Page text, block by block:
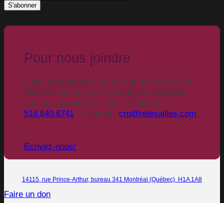
Pour nous joindre
Lundi au jeudi de 9 h à 12 h et de 13 h à 16 h
Vendredi de 9 h à 12 h Fermé les vendredis
durant la période estivale. Téléphone :
514.640.6741 - Courriel : crp@relevailles.com
Écrivez-nous!
14115, rue Prince-Arthur, bureau 341 Montréal (Québec) H1A 1A8
Faire un don